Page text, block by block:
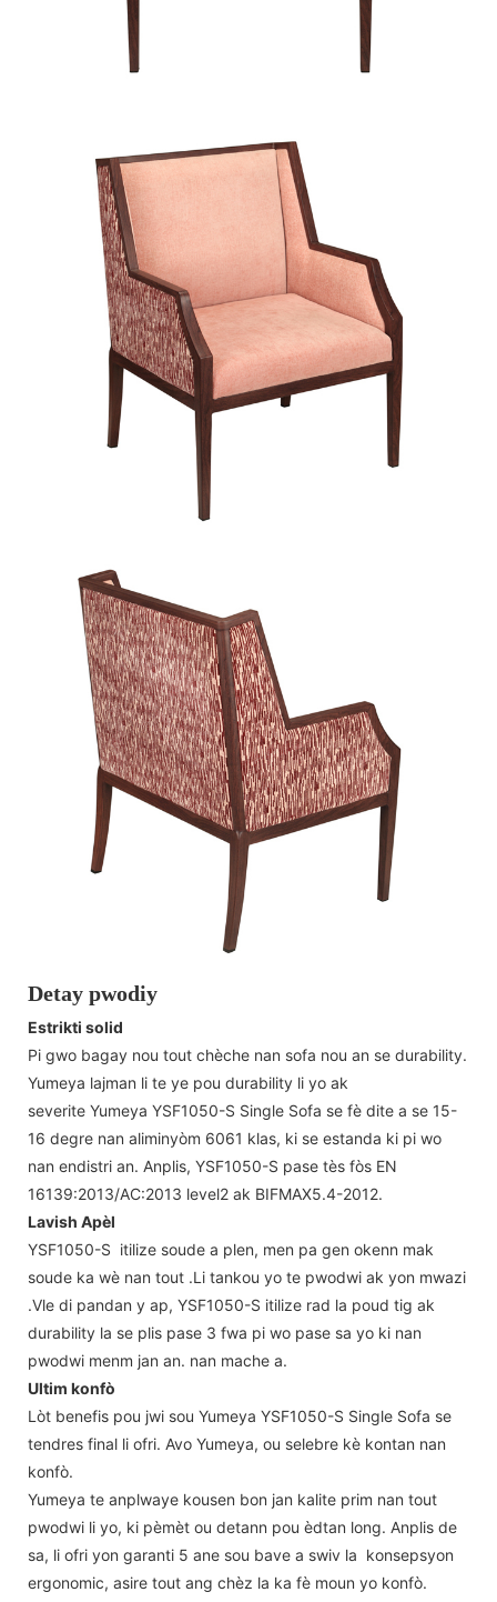
Detay pwodiy
Estrikti solid
Pi gwo bagay nou tout chèche nan sofa nou an se durability.
Yumeya lajman li te ye pou durability li yo ak
severite Yumeya YSF1050-S Single Sofa se fè dite a se 15-
16 degre nan aliminyòm 6061 klas, ki se estanda ki pi wo
nan endistri an. Anplis, YSF1050-S pase tès fòs EN
16139:2013/AC:2013 level2 ak BIFMAX5.4-2012.
Lavish Apèl
YSF1050-S itilize soude a plen, men pa gen okenn mak
soude ka wè nan tout .Li tankou yo te pwodwi ak yon mwazi
.Vle di pandan y ap, YSF1050-S itilize rad la poud tig ak
durability la se plis pase 3 fwa pi wo pase sa yo ki nan
pwodwi menm jan an. nan mache a.
Ultim konfò
Lòt benefis pou jwi sou Yumeya YSF1050-S Single Sofa se
tendres final li ofri. Avo Yumeya, ou selebre kè kontan nan
konfò.
Yumeya te anplwaye kousen bon jan kalite prim nan tout
pwodwi li yo, ki pèmèt ou detann pou èdtan long. Anplis de
sa, li ofri yon garanti 5 ane sou bave a swiv la konsepsyon
ergonomic, asire tout ang chèz la ka fè moun yo konfò.